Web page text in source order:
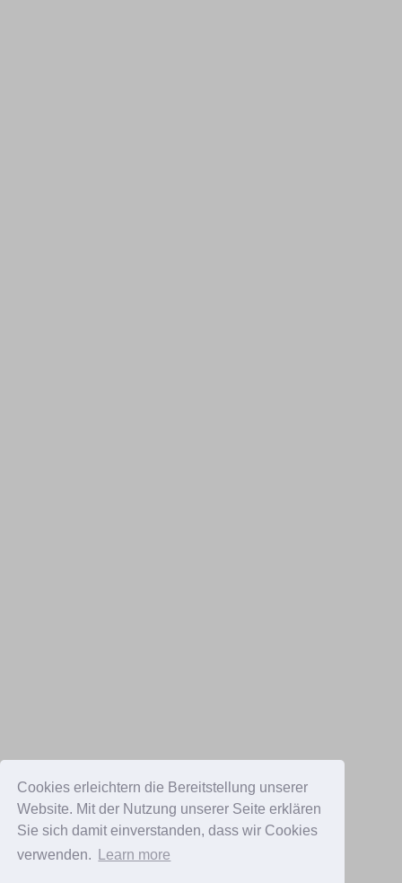
Cookies erleichtern die Bereitstellung unserer
Website. Mit der Nutzung unserer Seite erklären
Sie sich damit einverstanden, dass wir Cookies
verwenden.
Learn more